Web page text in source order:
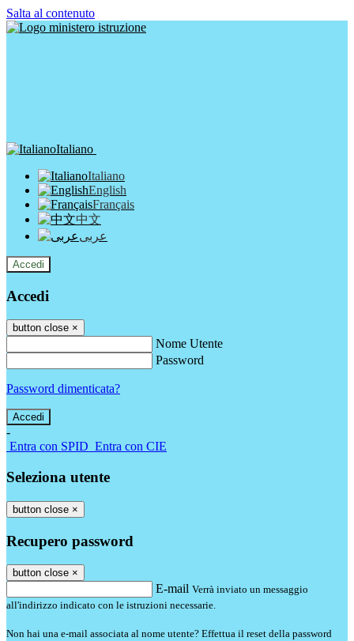
Salta al contenuto
Italiano
Italiano
English
Français
中文
عربى
Accedi
Accedi
button close ×
Nome Utente
Password
Password dimenticata?
-
Entra con SPID Entra con CIE
Seleziona utente
button close ×
Recupero password
button close ×
E-mail Verrà inviato un messaggio
all'indirizzo indicato con le istruzioni necessarie.
Non hai una e-mail associata al nome utente? Effettua il reset della password